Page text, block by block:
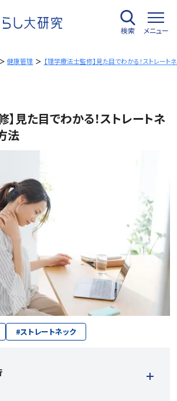
検索 メニュー
健康管理 【理学療法士監修】見た目でわかる！ストレート
】見た目でわかる！ストレートネ
法
#ストレートネック